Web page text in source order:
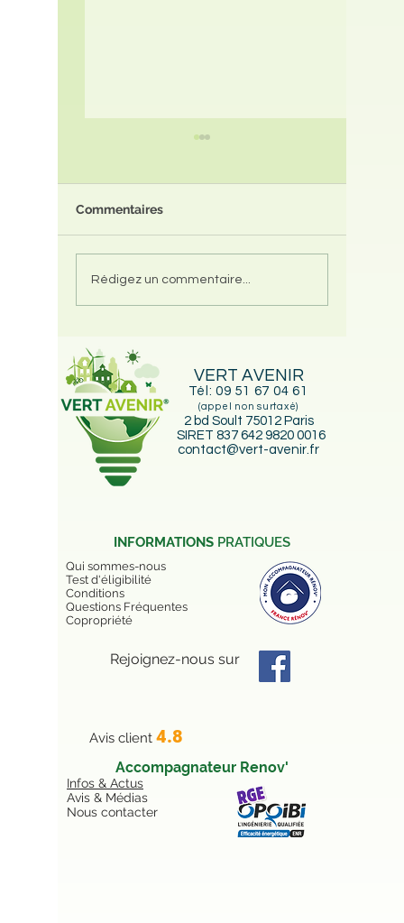
Changer ses fenêtres
améliore-t-il vraiment
dit
Commentaires
Rédigez un commentaire...
VERT AVENIR
Tél:09 51 67 04 61
(appel non surtaxé)
2 bd Soult 75012 Paris
SIRET 837 642 9820 0016
contact@vert-avenir.fr
INFORMATIONS PRATIQUES
Qui sommes-nous
Test d'éligibilité
Conditions
Questions Fréquentes
Copropriété
Rejoignez-nous sur
Avis client 4.8
Accompagnateur Renov'
Infos & Actus
Avis & Médias
Nous contacter